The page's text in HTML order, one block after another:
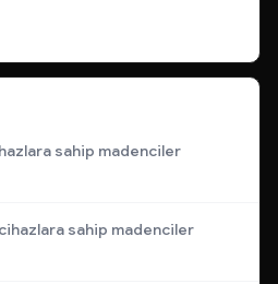
sahip madenciler
sahip madenciler